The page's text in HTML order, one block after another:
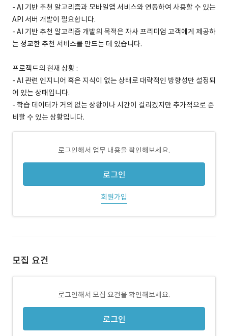
- AI 기반 추천 알고리즘과 모바일앱 서비스와 연동하여 사용할 수 있는
API 서버 개발이 필요합니다.
- AI 기반 추천 알고리즘 개발의 목적은 자사 프리미엄 고객에게 제공하
는 정교한 추천 서비스를 만드는 데 있습니다.
프로젝트의 현재 상황 :
- AI 관련 엔지니어 혹은 지식이 없는 상태로 대략적인 방향성만 설정되
어 있는 상태입니다.
- 학습 데이터가 거의 없는 상황이나 시간이 걸리겠지만 추가적으로 준
비할 수 있는 상황입니다.
로그인해서 업무 내용을 확인해보세요.
로그인
회원가입
모집 요건
로그인해서 모집 요건을 확인해보세요.
로그인